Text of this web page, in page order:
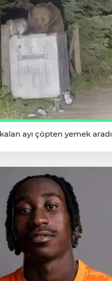
ayı çöpten yemek aradı